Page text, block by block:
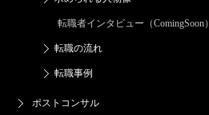
転職者インタビュー（ComingSoon）
転職の流れ
転職事例
ポストコンサル